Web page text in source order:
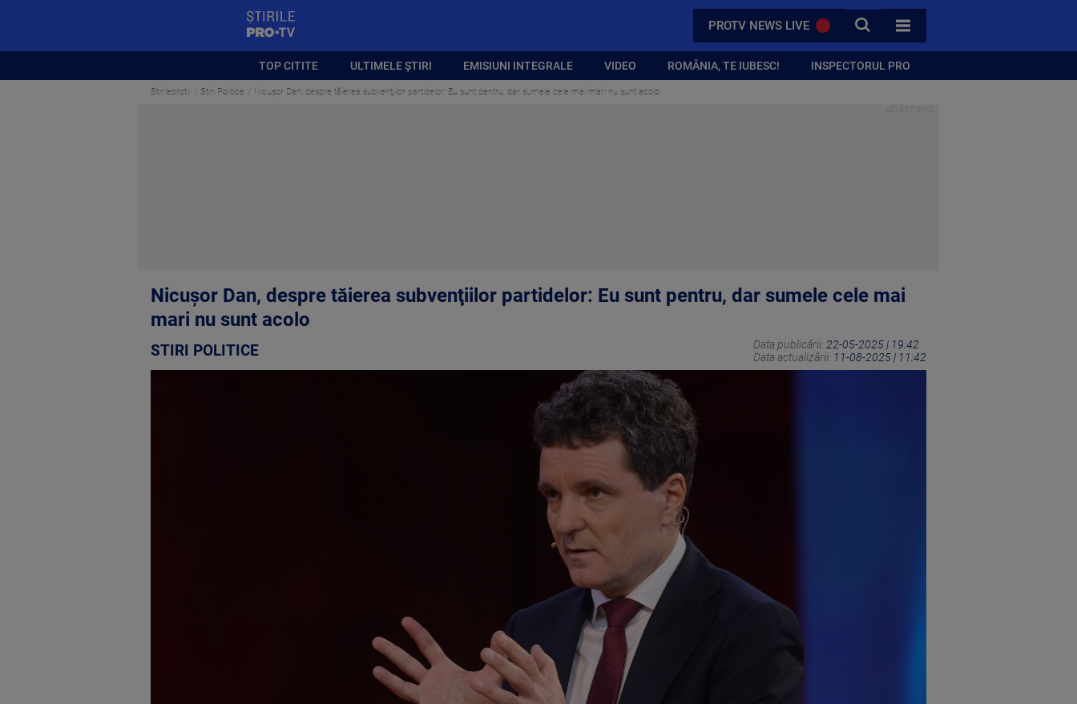
PROTV NEWS LIVE CAUTA
TOATE CATEGORIILE
TOP CITITE ULTIMELE ȘTIRI EMISIUNI INTEGRALE VIDEO ROMÂNIA, TE IUBESC! INSPECTORUL PRO
Stirileprotv Stiri Politice Nicuşor Dan, despre tăierea subvenţiilor partidelor: Eu sunt pentru, dar sumele cele mai mari nu sunt acolo
Nicuşor Dan, despre tăierea subvenţiilor partidelor: Eu sunt pentru, dar sumele cele mai
mari nu sunt acolo
STIRI POLITICE Data publicării: 22-05-2025 | 19:42
Data actualizării: 11-08-2025 | 11:42